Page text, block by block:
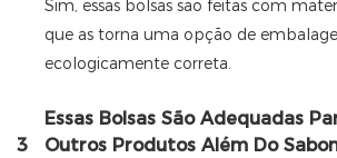
Sim, essas bolsas são feitas com
que as torna uma opção de
ecologicamente correta.
3
Essas Bolsas São Adequadas
Outros Produtos Além Do